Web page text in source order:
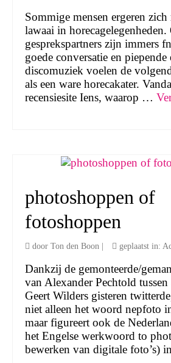
Sommige mensen ergeren zich
lawaai in horecagelegenheden.
gesprekspartners zijn immers
goede conversatie en
discomuziek voelen de
als een ware horecakater.
recensiesite Iens, waarop …
photoshoppen of
fotoshoppen
door Ton den Boon geplaatst in:
Dankzij de gemonteerde/
van Alexander Pechtold tussen
Geert Wilders gisteren
niet alleen het woord nepfoto
maar figureert ook de
het Engelse werkwoord to
bewerken van digitale foto’s)